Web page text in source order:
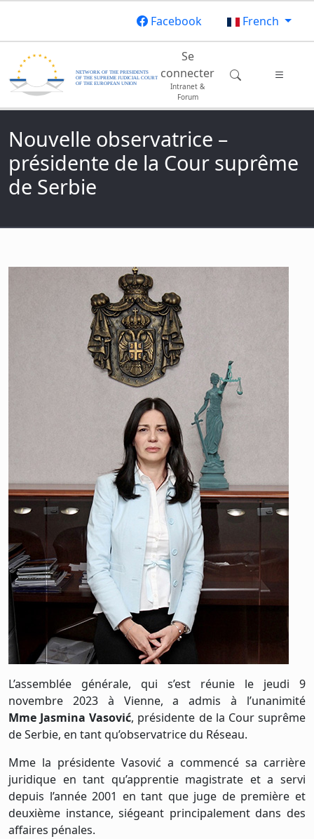
Facebook
French
Main navigation
Se
connecter
Intranet &
Forum
Nouvelle observatrice –
présidente de la Cour suprême
de Serbie
L’assemblée générale, qui s’est réunie le jeudi 9
novembre 2023 à Vienne, a admis à l’unanimité
Mme Jasmina Vasović, présidente de la Cour suprême
de Serbie, en tant qu’observatrice du Réseau.
Mme la présidente Vasović a commencé sa carrière
juridique en tant qu’apprentie magistrate et a servi
depuis l’année 2001 en tant que juge de première et
deuxième instance, siégeant principalement dans des
affaires pénales.